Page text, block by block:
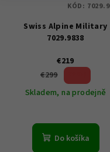
Swiss Alpine Military
7029.9838
€219
€299
Skladem, na prodejně
Do košíka
KÓD: